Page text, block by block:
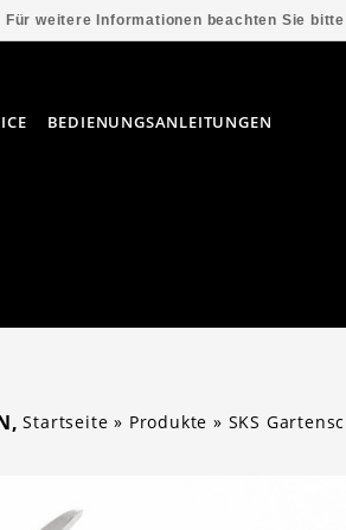
BEDIENUNGSANLEITUNGEN
Startseite » Produkte » SKS
Für weitere Informationen beachten Sie